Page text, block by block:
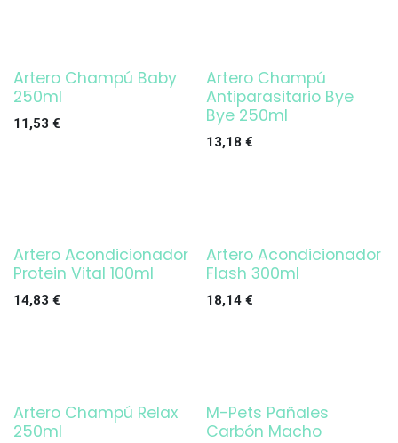
Artero Champú Baby
250ml
11,53 €
Artero Champú
Antiparasitario Bye
Bye 250ml
13,18 €
Artero Acondicionador
Protein Vital 100ml
14,83 €
Artero Acondicionador
Flash 300ml
18,14€
Artero Champú Relax
250ml
M-Pets Pañales
Carbón Macho